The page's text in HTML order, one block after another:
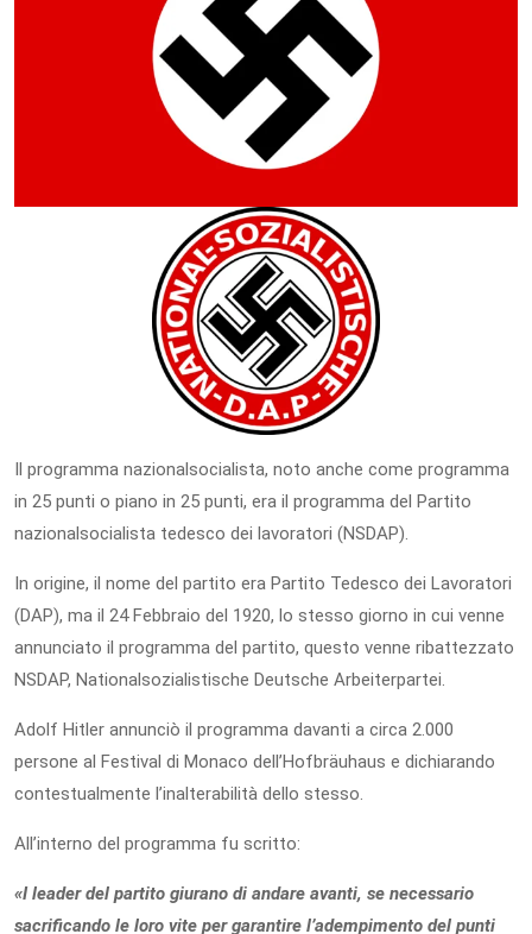
Il programma nazionalsocialista, noto anche come programma
in 25 punti o piano in 25 punti, era il programma del Partito
nazionalsocialista tedesco dei lavoratori (NSDAP).
In origine, il nome del partito era Partito Tedesco dei Lavoratori
(DAP), ma il 24 Febbraio del 1920, lo stesso giorno in cui venne
annunciato il programma del partito, questo venne ribattezzato
NSDAP, Nationalsozialistische Deutsche Arbeiterpartei.
Adolf Hitler annunciò il programma davanti a circa 2.000
persone al Festival di Monaco dell’Hofbräuhaus e dichiarando
contestualmente l’inalterabilità dello stesso.
All’interno del programma fu scritto:
«I leader del partito giurano di andare avanti, se necessario
sacrificando le loro vite per garantire l’adempimento del punti